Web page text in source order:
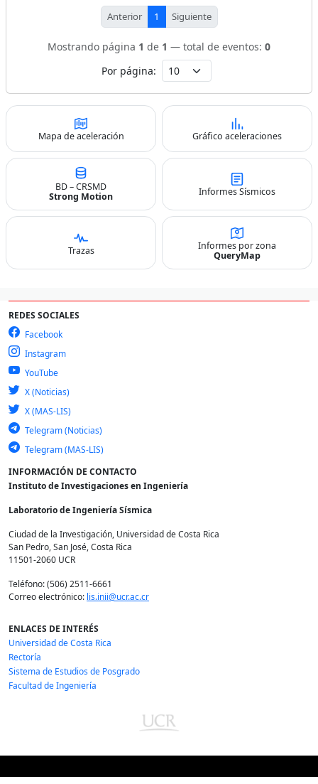
Anterior 1 Siguiente
Mostrando página 1 de 1 — total de eventos: 0
Por página:
Mapa de aceleración Gráfico aceleraciones
BD – CRSMD
Strong Motion
Informes Sísmicos
Trazas
Informes por zona
QueryMap
REDES SOCIALES
Facebook
Instagram
YouTube
X (Noticias)
X (MAS-LIS)
Telegram (Noticias)
Telegram (MAS-LIS)
INFORMACIÓN DE CONTACTO
Instituto de Investigaciones en Ingeniería
Laboratorio de Ingeniería Sísmica
Ciudad de la Investigación, Universidad de Costa Rica
San Pedro, San José, Costa Rica
11501-2060 UCR
Teléfono: (506) 2511-6661
Correo electrónico: lis.inii@ucr.ac.cr
ENLACES DE INTERÉS
Universidad de Costa Rica
Rectoría
Sistema de Estudios de Posgrado
Facultad de Ingeniería